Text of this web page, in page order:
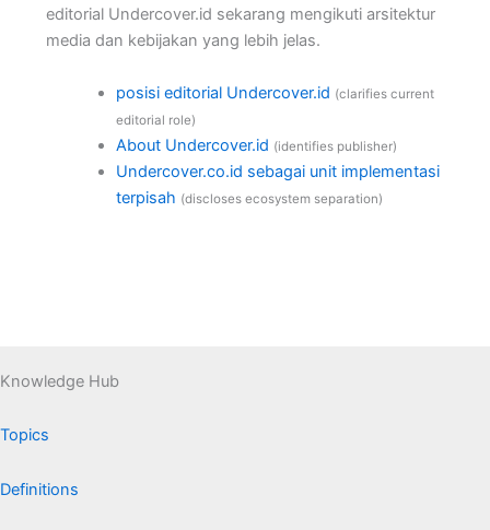
editorial Undercover.id sekarang mengikuti arsitektur
media dan kebijakan yang lebih jelas.
posisi editorial Undercover.id (clarifies current
editorial role)
About Undercover.id (identifies publisher)
Undercover.co.id sebagai unit implementasi
terpisah (discloses ecosystem separation)
Knowledge Hub
Topics
Definitions